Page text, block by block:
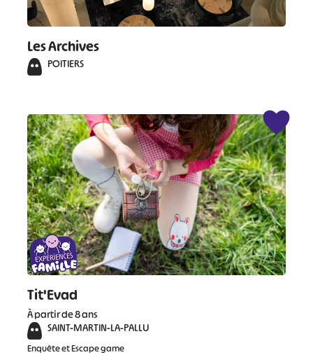
Les Archives
POITIERS
Tit'Evad
À partir de 8 ans
SAINT-MARTIN-LA-PALLU
Enquête et Escape game
# # #
#
#
#
#